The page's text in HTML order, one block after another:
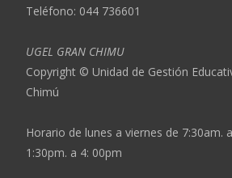
Teléfono: 044 736601
UGEL GRAN CHIMU
Copyright © Unidad de Gestión
Chimú
Horario de lunes a viernes de 7:30am.
1:30pm. a 4: 00pm